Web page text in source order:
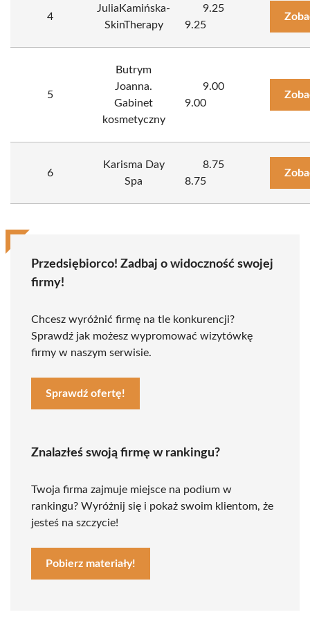
4
JuliaKamińska-
SkinTherapy
9.25
9.25
5
Butrym
Joanna.
Gabinet
kosmetyczny
9.00
9.00
6
Karisma Day
Spa
8.75
8.75
Przedsiębiorco! Zadbaj o widoczność swojej
firmy!
Chcesz wyróżnić firmę na tle konkurencji?
Sprawdź jak możesz wypromować wizytówkę
firmy w naszym serwisie.
Sprawdź ofertę!
Znalazłeś swoją firmę w rankingu?
Twoja firma zajmuje miejsce na podium w
rankingu? Wyróżnij się i pokaż swoim klientom, że
jesteś na szczycie!
Pobierz materiały!